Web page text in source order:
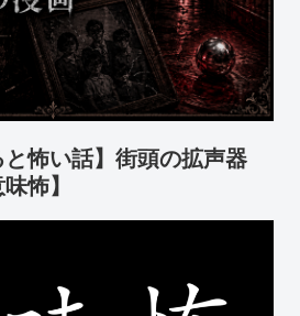
と怖い話】街頭の拡声器
怖】